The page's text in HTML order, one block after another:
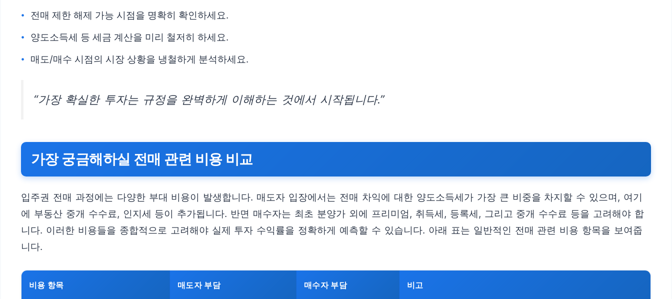
전매 제한 해제 가능 시점을 명확히 확인하세요.
양도소득세 등 세금 계산을 미리 철저히 하세요.
매도/매수 시점의 시장 상황을 냉철하게 분석하세요.
“가장 확실한 투자는 규정을 완벽하게 이해하는 것에서 시작됩니다.”
가장 궁금해하실 전매 관련 비용 비교
입주권 전매 과정에는 다양한 부대 비용이 발생합니다. 매도자 입장에서는 전매 차익에 대한 양도소득세가 가장 큰 비중을 차지할 수 있으며, 여기
에 부동산 중개 수수료, 인지세 등이 추가됩니다. 반면 매수자는 최초 분양가 외에 프리미엄, 취득세, 등록세, 그리고 중개 수수료 등을 고려해야 합
니다. 이러한 비용들을 종합적으로 고려해야 실제 투자 수익률을 정확하게 예측할 수 있습니다. 아래 표는 일반적인 전매 관련 비용 항목을 보여줍
니다.
비용 항목 매도자 부담 매수자 부담 비고